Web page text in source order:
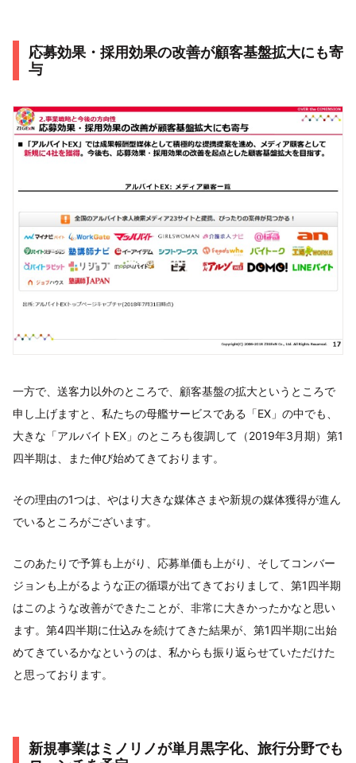
応募効果・採用効果の改善が顧客基盤拡大にも寄
与
一方で、送客力以外のところで、顧客基盤の拡大というところで
申し上げますと、私たちの母艦サービスである「EX」の中でも、
大きな「アルバイトEX」のところも復調して（2019年3月期）第1
四半期は、また伸び始めてきております。
その理由の1つは、やはり大きな媒体さまや新規の媒体獲得が進ん
でいるところがございます。
このあたりで予算も上がり、応募単価も上がり、そしてコンバー
ジョンも上がるような正の循環が出てきておりまして、第1四半期
はこのような改善ができたことが、非常に大きかったかなと思い
ます。第4四半期に仕込みを続けてきた結果が、第1四半期に出始
めてきているかなというのは、私からも振り返らせていただけた
と思っております。
新規事業はミノリノが単月黒字化、旅行分野でも